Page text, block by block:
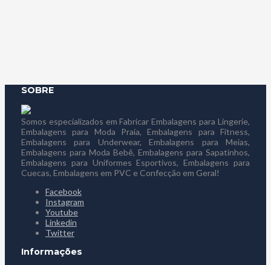
SOBRE
Somos especializados em Fabricar Embalagens para Lingerie,
Embalagens para Moda Praia, Embalagens para Fitness,
Embalagens para Underwear, Embalagens para Meias,
Embalagens para Moda Bebê, Embalagens para Sapatinhos,
Embalagens para Uniformes Esportivos, Embalagens para
Cuecas, Embalagens em PVC e Confecção em Geral!
Facebook
Instagram
Youtube
Linkedin
Twitter
Informações